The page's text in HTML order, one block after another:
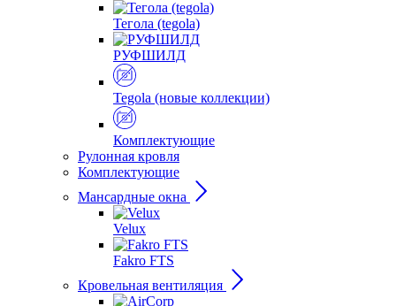
Тегола (tegola)
РУФШИЛД
Tegola (новые коллекции)
Комплектующие
Рулонная кровля
Комплектующие
Мансардные окна
Velux
Fakro FTS
Кровельная вентиляция